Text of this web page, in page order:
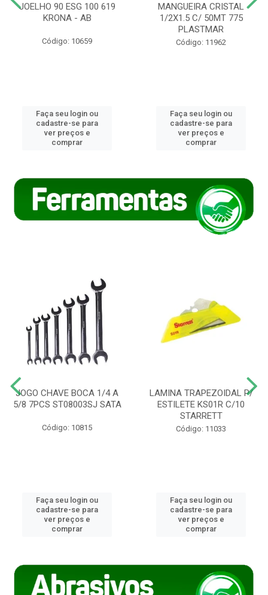
JOELHO 90 ESG 100 619
KRONA - AB
Código: 10659
Faça seu login ou
cadastre-se para
ver preços e
comprar
MANGUEIRA CRISTAL
1/2X1.5 C/ 50MT 775
PLASTMAR
Código: 11962
Faça seu login ou
cadastre-se para
ver preços e
comprar
JOGO CHAVE BOCA 1/4 A
5/8 7PCS ST08003SJ SATA
Código: 10815
Faça seu login ou
cadastre-se para
ver preços e
comprar
LAMINA TRAPEZOIDAL P/
ESTILETE KS01R C/10
STARRETT
Código: 11033
Faça seu login ou
cadastre-se para
ver preços e
comprar